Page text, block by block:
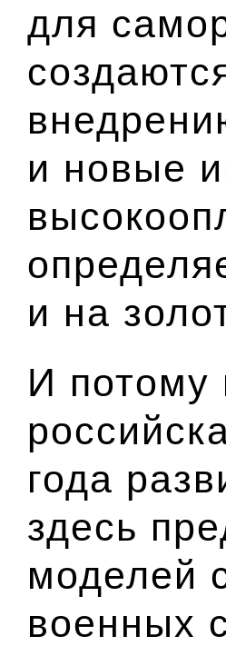
для
и новые
и на
И потому
года
здесь
моделей
военных